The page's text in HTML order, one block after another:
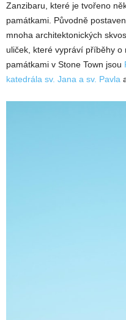
Zanzibaru, které je tvořeno
památkami. Původně
mnoha architektonických
uliček, které vypráví příběhy
památkami v Stone Town jsou
katedrála sv. Jana a sv. Pavla